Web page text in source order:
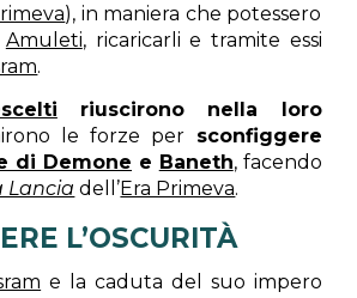
), in maniera che potessero
Amuleti, ricaricarli e tramite essi
.
riuscirono nella loro
le forze per sconfiggere
di Demone e Baneth, facendo
Lancia dell’Era Primeva.
L’OSCURITÀ
e la caduta del suo impero